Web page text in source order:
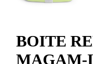
BOITE
MAGAM-